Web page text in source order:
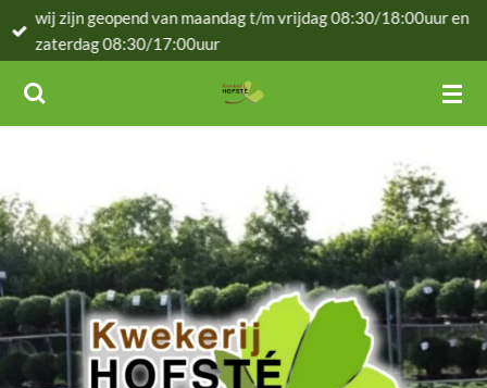
Ga
direct
de
hoofdinhoud
wij zijn geopend van maandag t/m vrijdag 08:30/18:00uur en
zaterdag 08:30/17:00uur